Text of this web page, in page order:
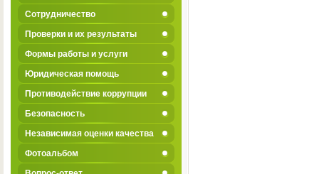
Сотрудничество
Проверки и их результаты
Формы работы и услуги
Юридическая помощь
Противодействие коррупции
Безопасность
Независимая оценки качества
Фотоальбом